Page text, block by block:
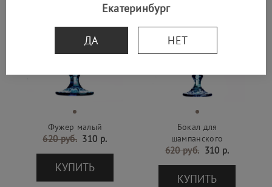
Фужер малый
620 руб. 310 р.
КУПИТЬ
SALE -50%
Бокал для
шампанского
620 руб. 310 р.
КУПИТЬ
Екатеринбург
ДА НЕТ